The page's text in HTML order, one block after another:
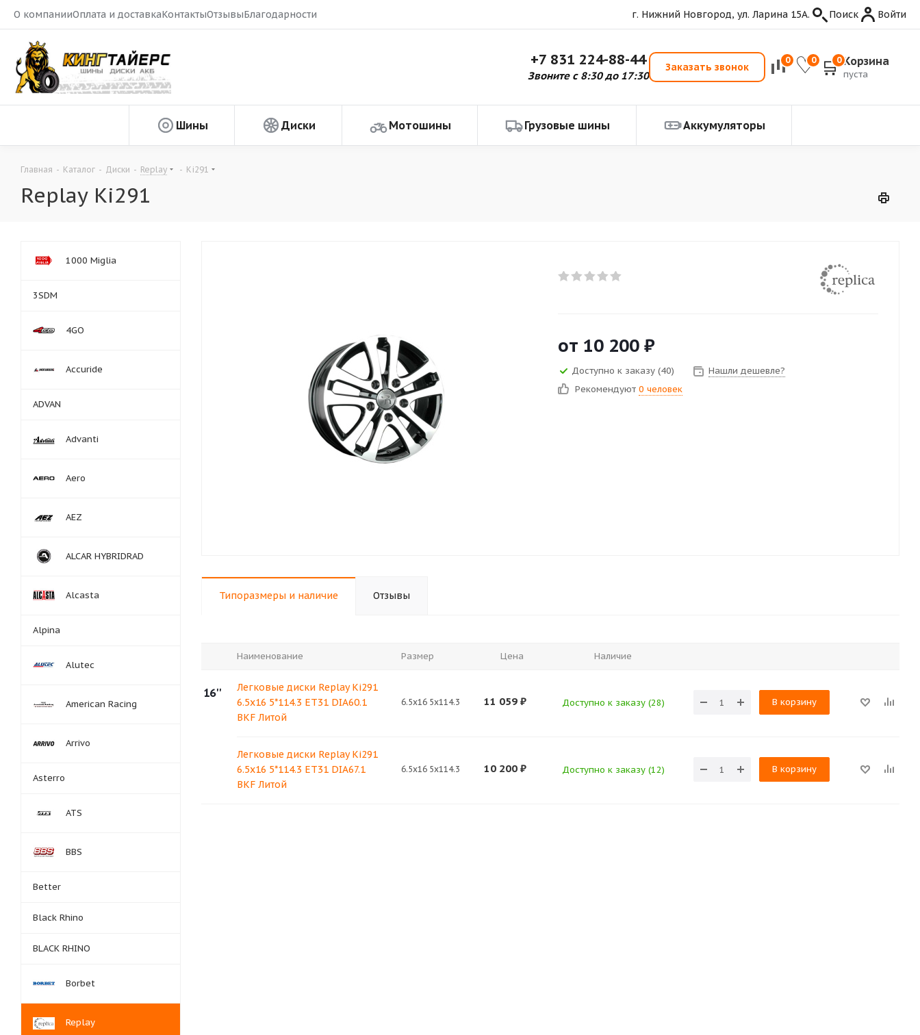
О компанииОплата и доставкаКонтактыОтзывыБлагодарности г. Нижний Новгород, ул. Ларина 15А. Поиск Войти
+7 831 224-88-44
Звоните с 8:30 до 17:30
Заказать звонок
0 0 0 Корзина
пуста
Шины Диски Мотошины Грузовые шины Аккумуляторы
Главная - Каталог - Диски - Replay - Ki291
Replay Ki291
от 10 200 ₽
Доступно к заказу (40)
Нашли дешевле?
Рекомендуют 0 человек
Типоразмеры и наличие Отзывы
Наименование Размер Цена Наличие
16''
Легковые диски Replay Ki291
6.5x16 5*114.3 ET31 DIA60.1
BKF Литой
6.5x16 5x114.3 11 059 ₽ Доступно к заказу (28) В корзину
Легковые диски Replay Ki291
6.5x16 5*114.3 ET31 DIA67.1
BKF Литой
6.5x16 5x114.3 10 200 ₽ Доступно к заказу (12) В корзину
1000 Miglia
3SDM
4GO
Accuride
ADVAN
Advanti
Aero
AEZ
ALCAR HYBRIDRAD
Alcasta
Alpina
Alutec
American Racing
Arrivo
Asterro
ATS
BBS
Better
Black Rhino
BLACK RHINO
Borbet
Replay